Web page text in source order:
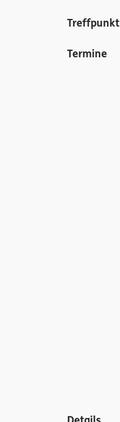
Treffpunkt
Termine